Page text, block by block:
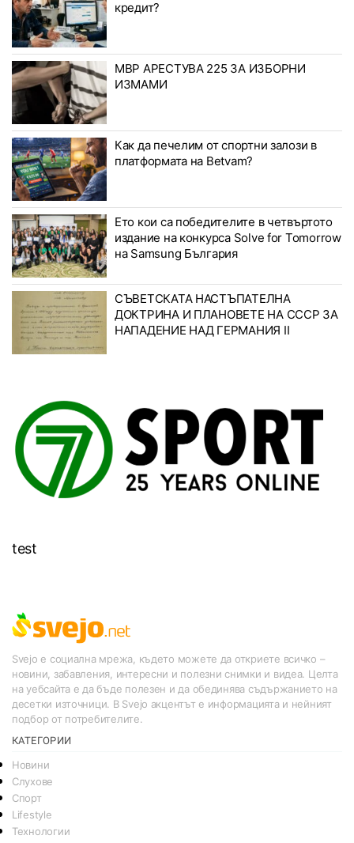
кредит?
МВР АРЕСТУВА 225 ЗА ИЗБОРНИ
ИЗМАМИ
Как да печелим от спортни залози в
платформата на Betvam?
Ето кои са победителите в четвъртото
издание на конкурса Solve for Tomorrow
на Samsung България
СЪВЕТСКАТА НАСТЪПАТЕЛНА
ДОКТРИНА И ПЛАНОВЕТЕ НА СССР ЗА
НАПАДЕНИЕ НАД ГЕРМАНИЯ II
test
Svejo е социална мрежа, където можете да откриете всичко –
новини, забавления, интересни и полезни снимки и видеа. Целта
на уебсайта е да бъде полезен и да обединява съдържанието на
десетки източници. В Svejo акцентът е информацията и нейният
подбор от потребителите.
КАТЕГОРИИ
Новини
Слухове
Спорт
Lifestyle
Технологии